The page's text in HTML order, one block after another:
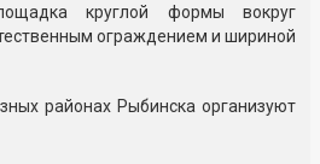
круглой формы вокруг
ограждением и шириной
районах Рыбинска организуют